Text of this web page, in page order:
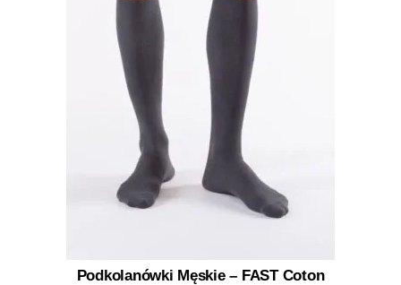
Podkolanówki Męskie – FAST Coton